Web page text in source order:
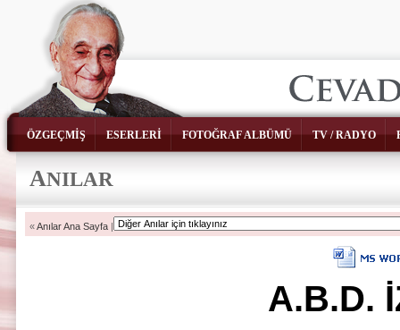
ÖZGEÇMİŞ ESERLERİ FOTOĞRAF ALBÜMÜ TV / RADYO
ANILAR
«Anılar Ana Sayfa |
A.B.D.